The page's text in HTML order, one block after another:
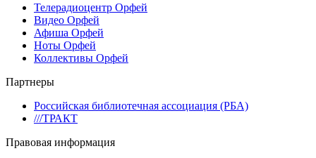
Телерадиоцентр Орфей
Видео Орфей
Афиша Орфей
Ноты Орфей
Коллективы Орфей
Партнеры
Российская библиотечная ассоциация (РБА)
///ТРАКТ
Правовая информация